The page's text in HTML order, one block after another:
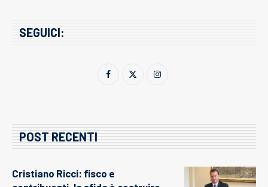
SEGUICI:
POST RECENTI
Cristiano Ricci: fisco e